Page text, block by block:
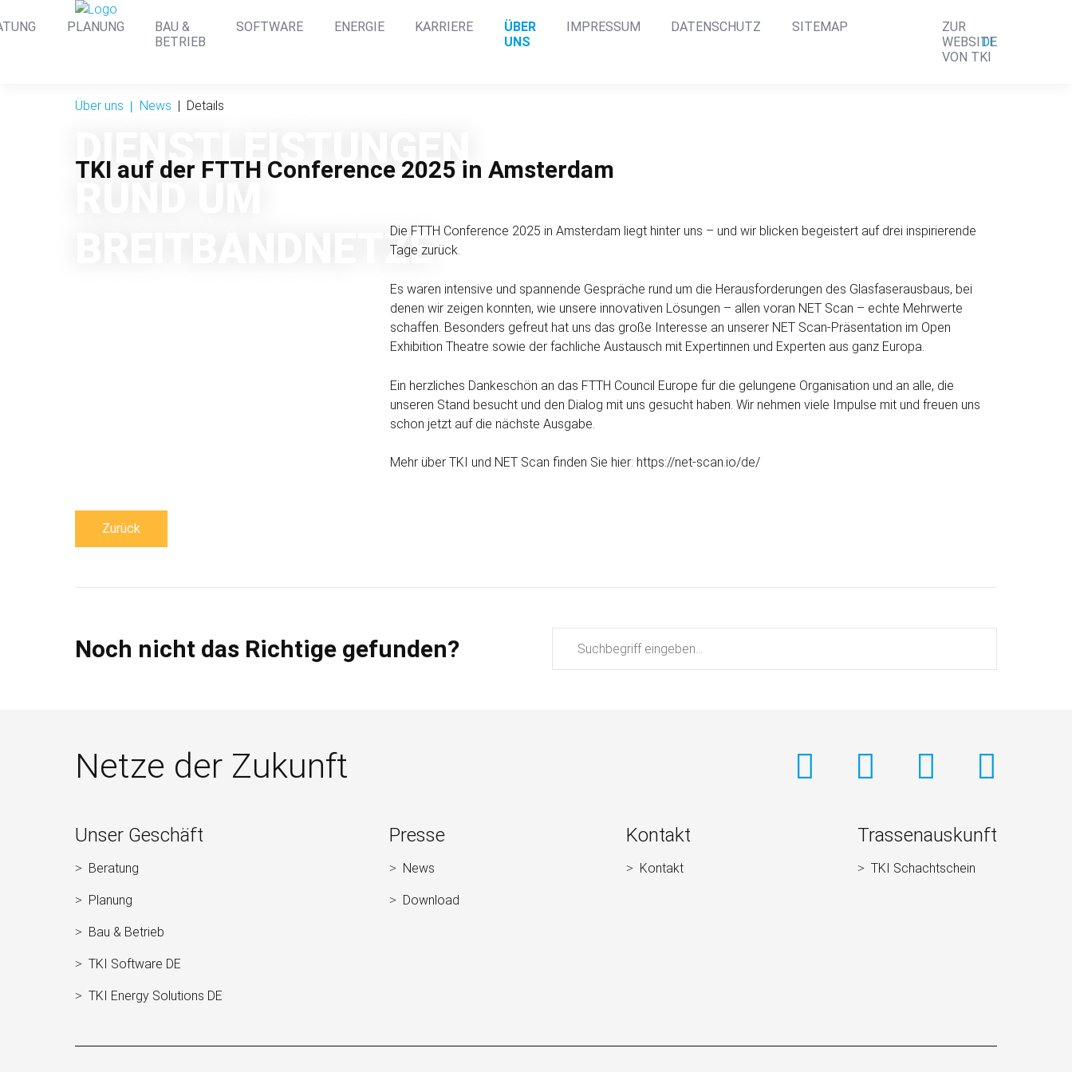
DE
PLANUNG
BAU &
BETRIEB
SOFTWARE ENERGIE KARRIERE
ÜBER
UNS
IMPRESSUM DATENSCHUTZ SITEMAP
ZUR
WEBSITE
VON TKI
DIENST­LEISTUNGEN
BREIT­BAND­NETZE
Über uns News Details
TKI auf der FTTH Conference 2025 in Amster­dam
Die FTTH Conference 2025 in Amster­dam liegt hinter uns – und wir blicken be­geistert auf drei inspirierende
Tage zurück.
Es waren intensive und spannende Ge­spräche rund um die Heraus­forderungen des Glasfaser­ausbaus, bei
denen wir zeigen konnten, wie unsere inno­vativen Lösungen – allen voran NET Scan – echte Mehr­werte
schaffen. Besonders gefreut hat uns das große Interesse an unserer NET Scan-Präsen­tation im Open
Exhibition Theatre sowie der fachliche Austausch mit Expert­innen und Experten aus ganz Europa.
Ein herz­liches Danke­schön an das FTTH Council Europe für die ge­lungene Orga­nisation und an alle, die
unseren Stand besucht und den Dialog mit uns gesucht haben. Wir nehmen viele Impulse mit und freuen uns
schon jetzt auf die nächste Ausgabe.
Mehr über TKI und NET Scan finden Sie hier: https://net-scan.io/de/
Zurück
Noch nicht das Richtige gefunden?
Netze der Zukunft
Weitere
Informationen
Unser Geschäft
Navigation
überspringen
Beratung
Planung
Bau & Betrieb
TKI Software DE
TKI Energy Solutions DE
Presse
Navigation
überspringen
News
Download
Kontakt
Navigation
Kontakt
Trassenauskunft
Navigation
TKI Schachtschein